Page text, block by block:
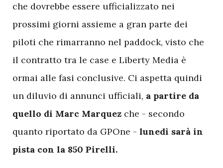
che dovrebbe essere ufficializzato nei
prossimi giorni assieme a gran parte dei
piloti che rimarranno nel paddock, visto che
il contratto tra le case e Liberty Media è
ormai alle fasi conclusive. Ci aspetta quindi
un diluvio di annunci ufficiali, a partire da
quello di Marc Marquez che - secondo
quanto riportato da GPOne - lunedì sarà in
pista con la 850 Pirelli.